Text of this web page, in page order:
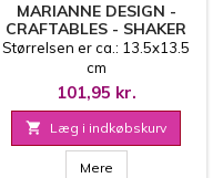
MARIANNE DESIGN -
CRAFTABLES - SHAKER
FRAME SQUARE - CR1712
Størrelsen er ca.: 13.5x13.5
cm
101,95 kr.
 Læg i indkøbskurv
Mere